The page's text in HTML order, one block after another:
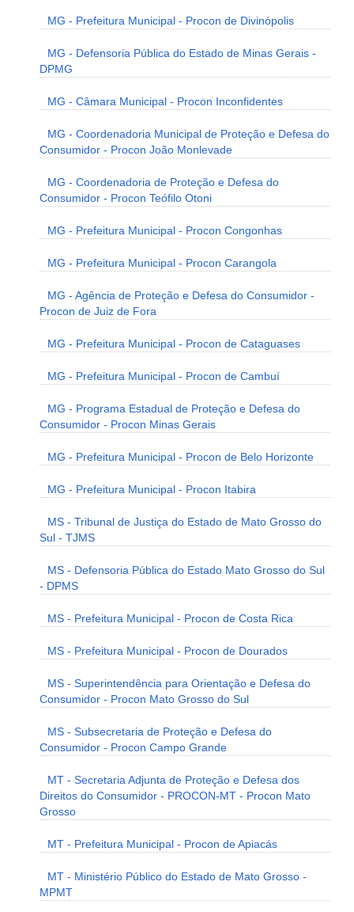
MG - Prefeitura Municipal - Procon de Divinópolis
MG - Defensoria Pública do Estado de Minas Gerais -
DPMG
MG - Câmara Municipal - Procon Inconfidentes
MG - Coordenadoria Municipal de Proteção e Defesa do
Consumidor - Procon João Monlevade
MG - Coordenadoria de Proteção e Defesa do
Consumidor - Procon Teófilo Otoni
MG - Prefeitura Municipal - Procon Congonhas
MG - Prefeitura Municipal - Procon Carangola
MG - Agência de Proteção e Defesa do Consumidor -
Procon de Juiz de Fora
MG - Prefeitura Municipal - Procon de Cataguases
MG - Prefeitura Municipal - Procon de Cambuí
MG - Programa Estadual de Proteção e Defesa do
Consumidor - Procon Minas Gerais
MG - Prefeitura Municipal - Procon de Belo Horizonte
MG - Prefeitura Municipal - Procon Itabira
MS - Tribunal de Justiça do Estado de Mato Grosso do
Sul - TJMS
MS - Defensoria Pública do Estado Mato Grosso do Sul
- DPMS
MS - Prefeitura Municipal - Procon de Costa Rica
MS - Prefeitura Municipal - Procon de Dourados
MS - Superintendência para Orientação e Defesa do
Consumidor - Procon Mato Grosso do Sul
MS - Subsecretaria de Proteção e Defesa do
Consumidor - Procon Campo Grande
MT - Secretaria Adjunta de Proteção e Defesa dos
Direitos do Consumidor - PROCON-MT - Procon Mato
Grosso
MT - Prefeitura Municipal - Procon de Apiacás
MT - Ministério Público do Estado de Mato Grosso -
MPMT